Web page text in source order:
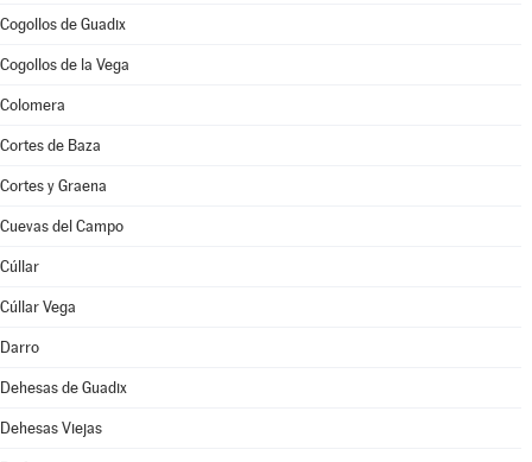
Cogollos de Guadix
Cogollos de la Vega
Colomera
Cortes de Baza
Cortes y Graena
Cuevas del Campo
Cúllar
Cúllar Vega
Darro
Dehesas de Guadix
Dehesas Viejas